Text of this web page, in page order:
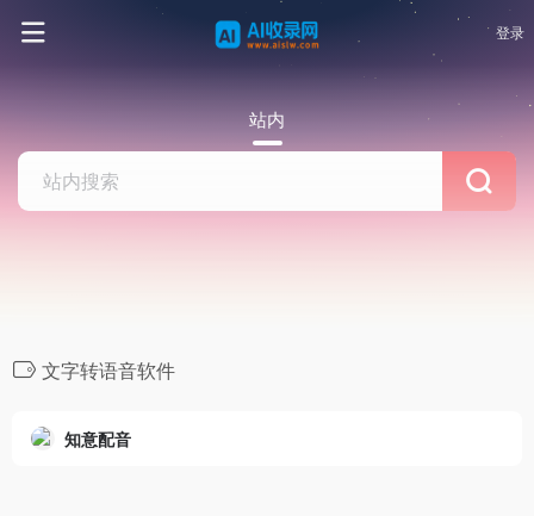
登录
站内
文字转语音软件
知意配音